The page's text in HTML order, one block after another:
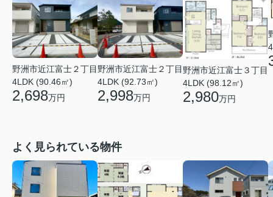
野洲市近江富士２丁目
4LDK (90.46㎡)
2,698万円
野洲市近江富士２丁目
4LDK (92.73㎡)
2,998万円
野洲市近江富士３丁目
4LDK (98.12㎡)
2,980万円
よく見られている物件